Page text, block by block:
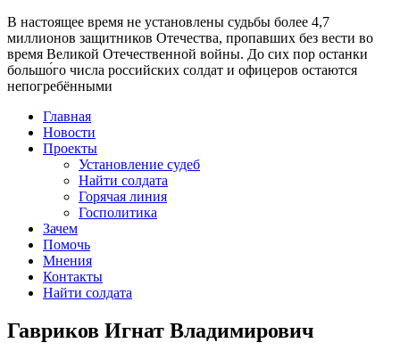
В настоящее время не установлены судьбы более 4,7
миллионов защитников Отечества, пропавших без вести во
время Великой Отечественной войны. До сих пор останки
большо́го числа российских солдат и офицеров остаются
непогребёнными
Главная
Новости
Проекты
Установление судеб
Найти солдата
Горячая линия
Госполитика
Зачем
Помочь
Мнения
Контакты
Найти солдата
Гавриков Игнат Владимирович